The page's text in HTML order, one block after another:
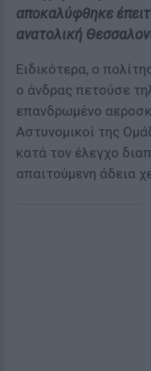
αποκαλύφθηκε
ανατολική
Ειδικότερα, ο
ο άνδρας πετούσε
επανδρωμένο
Αστυνομικοί της
κατά τον έλεγχο
απαιτούμενη άδεια